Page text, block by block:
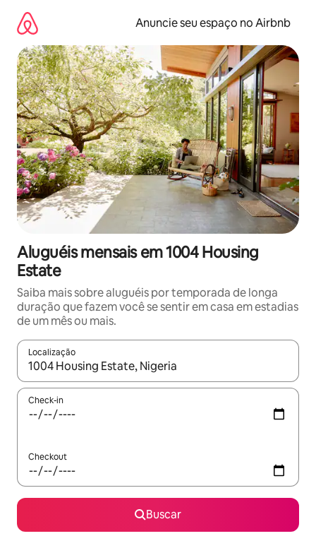
para
conteúdo
Anuncie seu espaço no Airbnb
Aluguéis mensais em 1004 Housing
Estate
Saiba mais sobre aluguéis por temporada de longa
duração que fazem você se sentir em casa em estadias
de um mês ou mais.
Localização
Quando os resultados estiverem disponíveis, explore-os
Check-in
Checkout
Buscar